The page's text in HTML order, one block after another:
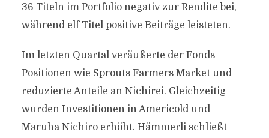
36 Titeln im Portfolio negativ zur Rendite bei,
während elf Titel positive Beiträge leisteten.
Im letzten Quartal veräußerte der Fonds
Positionen wie Sprouts Farmers Market und
reduzierte Anteile an Nichirei. Gleichzeitig
wurden Investitionen in Americold und
Maruha Nichiro erhöht. Hämmerli schließt